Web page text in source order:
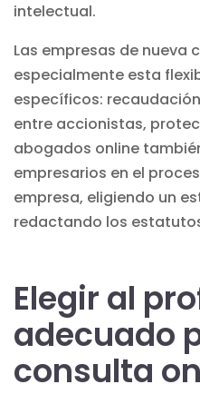
intelectual.
Las empresas de nueva
especialmente esta
específicos:
entre accionistas,
abogados online
empresarios en el
empresa, eligiendo un
redactando los
Elegir al
adecuado
consulta